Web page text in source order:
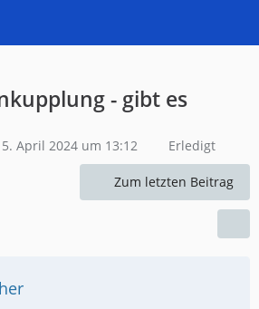
- gibt es
April 2024 um 13:12 Erledigt
Zum letzten Beitrag